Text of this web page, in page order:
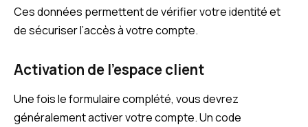
Ces données permettent de vérifier votre identité et
de sécuriser l’accès à votre compte.
Activation de l’espace client
Une fois le formulaire complété, vous devrez
généralement activer votre compte. Un code